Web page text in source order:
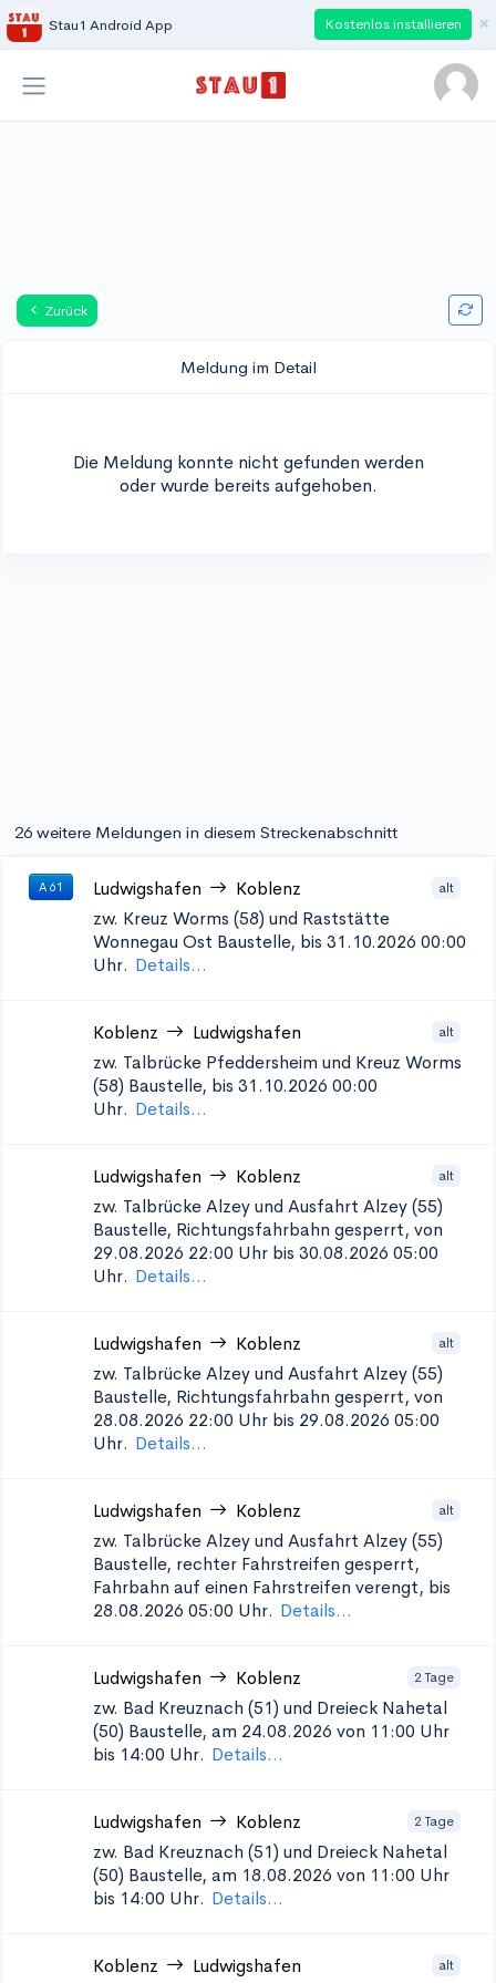
Stau1 Android App Kostenlos installieren ×
Zurück
Meldung im Detail
Die Meldung konnte nicht gefunden werden
oder wurde bereits aufgehoben.
26 weitere Meldungen in diesem Streckenabschnitt
A 61 Ludwigshafen Koblenz alt
zw. Kreuz Worms (58) und Raststätte
Wonnegau Ost Baustelle, bis 31.10.2026 00:00
Uhr. Details...
Koblenz Ludwigshafen alt
zw. Talbrücke Pfeddersheim und Kreuz Worms
(58) Baustelle, bis 31.10.2026 00:00
Uhr. Details...
Ludwigshafen Koblenz alt
zw. Talbrücke Alzey und Ausfahrt Alzey (55)
Baustelle, Richtungsfahrbahn gesperrt, von
29.08.2026 22:00 Uhr bis 30.08.2026 05:00
Uhr. Details...
Ludwigshafen Koblenz alt
zw. Talbrücke Alzey und Ausfahrt Alzey (55)
Baustelle, Richtungsfahrbahn gesperrt, von
28.08.2026 22:00 Uhr bis 29.08.2026 05:00
Uhr. Details...
Ludwigshafen Koblenz alt
zw. Talbrücke Alzey und Ausfahrt Alzey (55)
Baustelle, rechter Fahrstreifen gesperrt,
Fahrbahn auf einen Fahrstreifen verengt, bis
28.08.2026 05:00 Uhr. Details...
Ludwigshafen Koblenz 2 Tage
zw. Bad Kreuznach (51) und Dreieck Nahetal
(50) Baustelle, am 24.08.2026 von 11:00 Uhr
bis 14:00 Uhr. Details...
Ludwigshafen Koblenz 2 Tage
zw. Bad Kreuznach (51) und Dreieck Nahetal
(50) Baustelle, am 18.08.2026 von 11:00 Uhr
bis 14:00 Uhr. Details...
Koblenz Ludwigshafen alt